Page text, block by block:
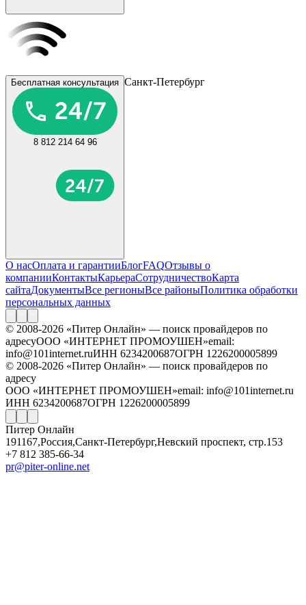
Бесплатная консультация
8 812 214 64 96
Санкт-Петербург
О насОплата и гарантииБлогFAQОтзывы о
компанииКонтактыКарьераСотрудничествоКарта
сайтаДокументыВсе регионыВсе районыПолитика обработки
персональных данных
© 2008-2026 «Питер Онлайн» — поиск провайдеров по
адресуООО «ИНТЕРНЕТ ПРОМОУШЕН»email:
info@101internet.ruИНН 6234200687ОГРН 1226200005899
© 2008-2026 «Питер Онлайн» — поиск провайдеров по
адресу
ООО «ИНТЕРНЕТ ПРОМОУШЕН»email: info@101internet.ru
ИНН 6234200687ОГРН 1226200005899
Питер Онлайн
191167,Россия,Санкт-Петербург,Невский проспект, стр.153
+7 812 385-66-34
pr@piter-online.net